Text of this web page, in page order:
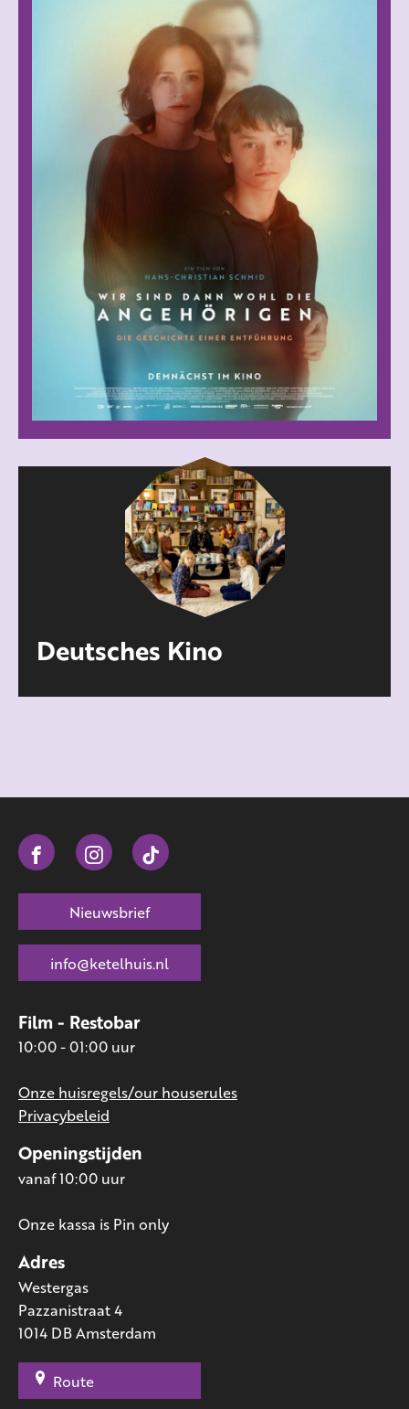
Deutsches Kino
Adres
Westergas
Pazzanistraat 4
1014 DB Amsterdam
Route
Openingstijden
vanaf 10:00 uur
Onze kassa is Pin only
Film - Restobar
10:00 - 01:00 uur
Onze huisregels/our houserules
Privacybeleid
Nieuwsbrief
info@ketelhuis.nl